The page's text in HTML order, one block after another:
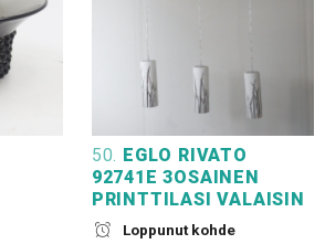
50. EGLO RIVATO
92741E 3OSAINEN
PRINTTILASI VALAISIN
Loppunut kohde